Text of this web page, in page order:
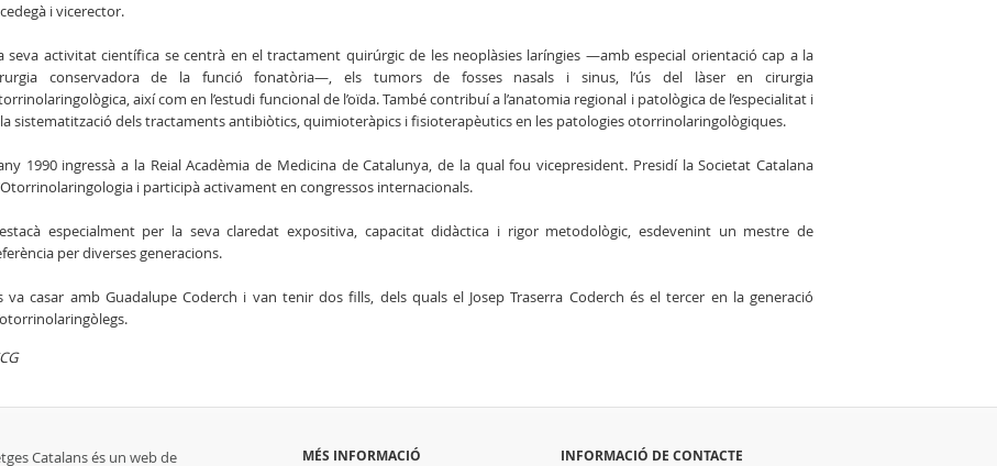
i vicerector.
seva activitat científica se centrà en el tractament quirúrgic de les neoplàsies laríngies —amb especial orientació cap a la
conservadora de la funció fonatòria—, els tumors de fosses nasals i sinus, l’ús del làser en cirurgia
així com en l’estudi funcional de l’oïda. També contribuí a l’anatomia regional i patològica de l’especialitat i
sistematització dels tractaments antibiòtics, quimioteràpics i fisioterapèutics en les patologies otorrinolaringològiques.
1990 ingressà a la Reial Acadèmia de Medicina de Catalunya, de la qual fou vicepresident. Presidí la Societat Catalana
i participà activament en congressos internacionals.
especialment per la seva claredat expositiva, capacitat didàctica i rigor metodològic, esdevenint un mestre de
per diverses generacions.
va casar amb Guadalupe Coderch i van tenir dos fills, dels quals el Josep Traserra Coderch és el tercer en la generació
Catalans és un web de MÉS INFORMACIÓ INFORMACIÓ DE CONTACTE